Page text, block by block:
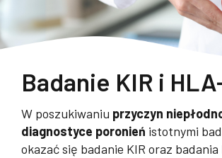
Badanie KIR i
W poszukiwaniu przyczyn
diagnostyce poronień istotnymi
okazać się badanie KIR oraz badania